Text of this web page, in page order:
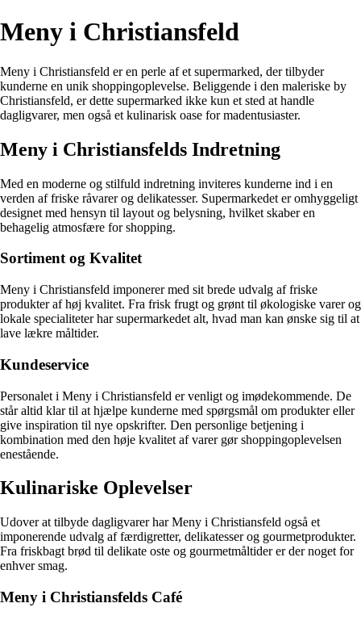
Meny i Christiansfeld
Meny i Christiansfeld er en perle af et supermarked, der tilbyder
kunderne en unik shoppingoplevelse. Beliggende i den maleriske by
Christiansfeld, er dette supermarked ikke kun et sted at handle
dagligvarer, men også et kulinarisk oase for madentusiaster.
Meny i Christiansfelds Indretning
Med en moderne og stilfuld indretning inviteres kunderne ind i en
verden af friske råvarer og delikatesser. Supermarkedet er omhyggeligt
designet med hensyn til layout og belysning, hvilket skaber en
behagelig atmosfære for shopping.
Sortiment og Kvalitet
Meny i Christiansfeld imponerer med sit brede udvalg af friske
produkter af høj kvalitet. Fra frisk frugt og grønt til økologiske varer og
lokale specialiteter har supermarkedet alt, hvad man kan ønske sig til at
lave lækre måltider.
Kundeservice
Personalet i Meny i Christiansfeld er venligt og imødekommende. De
står altid klar til at hjælpe kunderne med spørgsmål om produkter eller
give inspiration til nye opskrifter. Den personlige betjening i
kombination med den høje kvalitet af varer gør shoppingoplevelsen
enestående.
Kulinariske Oplevelser
Udover at tilbyde dagligvarer har Meny i Christiansfeld også et
imponerende udvalg af færdigretter, delikatesser og gourmetprodukter.
Fra friskbagt brød til delikate oste og gourmetmåltider er der noget for
enhver smag.
Meny i Christiansfelds Café